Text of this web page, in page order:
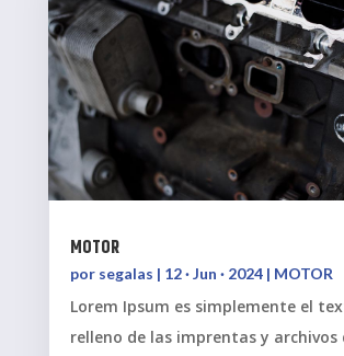
MOTOR
por segalas | 12 · Jun · 2024| MOTOR
Lorem Ipsum es simplemente el
relleno de las imprentas y